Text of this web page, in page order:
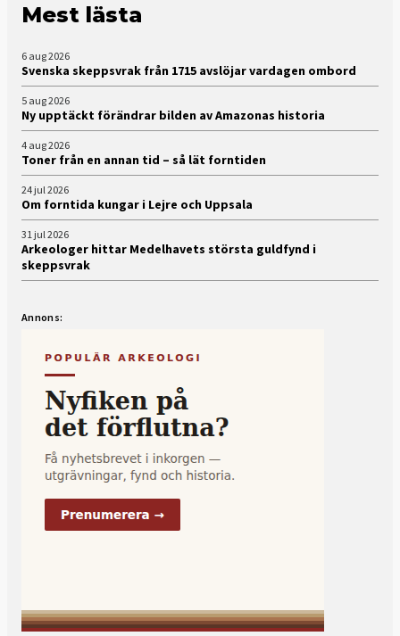
Mest lästa
6 aug 2026
Svenska skeppsvrak från 1715 avslöjar vardagen ombord
5 aug 2026
Ny upptäckt förändrar bilden av Amazonas historia
4 aug 2026
Toner från en annan tid – så lät forntiden
24 jul 2026
Om forntida kungar i Lejre och Uppsala
31 jul 2026
Arkeologer hittar Medelhavets största guldfynd i
skeppsvrak
Annons: